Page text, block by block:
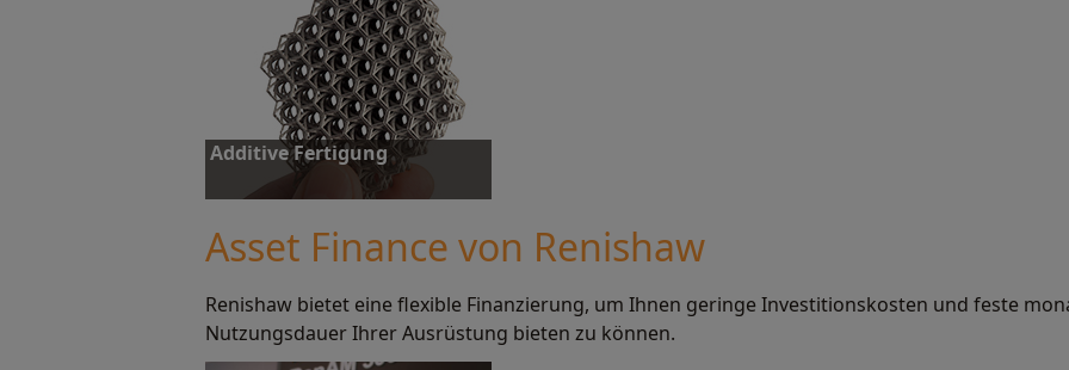
Additive Fertigung
Mehr erfahren
Asset Finance von Renishaw
Renishaw bietet eine flexible Finanzierung, um Ihnen geringe Investitionskosten und feste
Nutzungsdauer Ihrer Ausrüstung bieten zu können.